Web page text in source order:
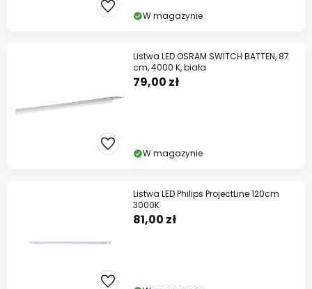
W magazynie
Listwa LED OSRAM SWITCH BATTEN, 87
cm, 4000 K, biała
79,00 zł
W magazynie
Listwa LED Philips ProjectLine 120cm
3000K
81,00 zł